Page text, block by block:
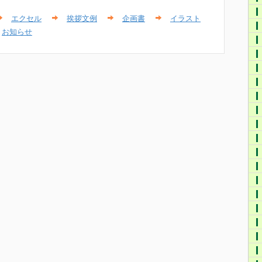
エクセル 挨拶文例 企画書
イラスト
お知らせ